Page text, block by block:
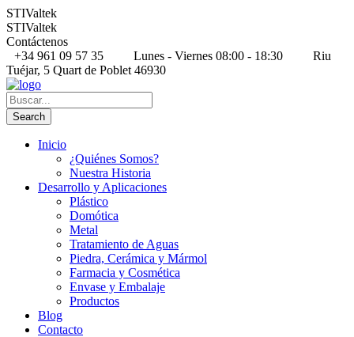
STIValtek
STIValtek
Contáctenos
+34 961 09 57 35
Lunes - Viernes 08:00 - 18:30
Riu
Tuéjar, 5 Quart de Poblet 46930
Inicio
¿Quiénes Somos?
Nuestra Historia
Desarrollo y Aplicaciones
Plástico
Domótica
Metal
Tratamiento de Aguas
Piedra, Cerámica y Mármol
Farmacia y Cosmética
Envase y Embalaje
Productos
Blog
Contacto